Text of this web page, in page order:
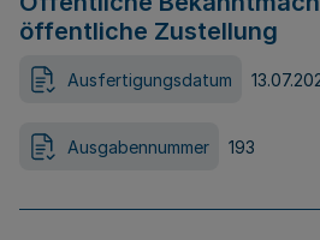
öffentliche Zustellung
Ausfertigungsdatum
Ausgabennummer 193